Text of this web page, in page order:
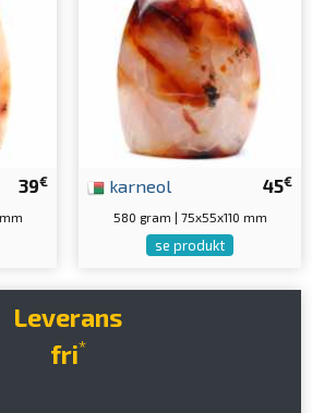
39€ 45€
karneol
580 gram | 75x55x110 mm
se produkt
Leverans
fri*